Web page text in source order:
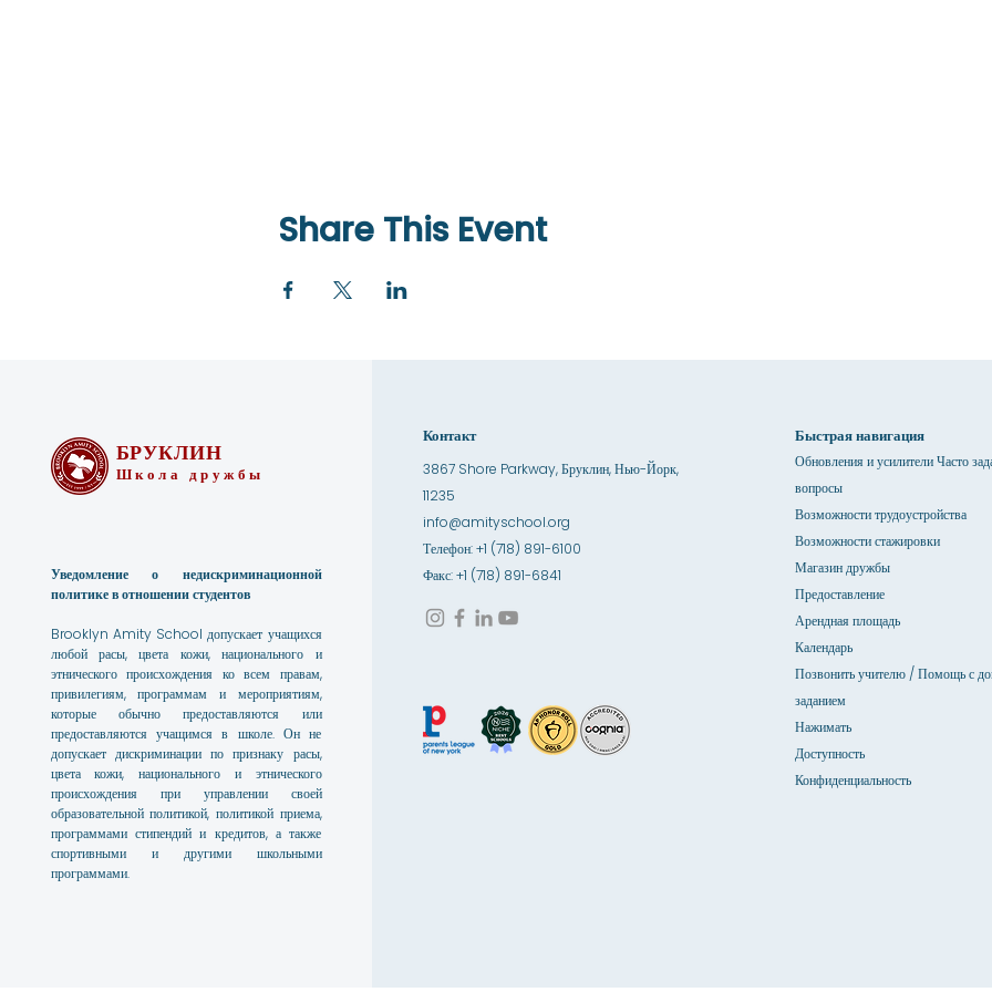
Share This Event
БРУКЛИН
Школа дружбы
Уведомление о недискриминационной
политике в отношении студентов
Brooklyn Amity School допускает учащихся
любой расы, цвета кожи, национального и
этнического происхождения ко всем правам,
привилегиям, программам и мероприятиям,
которые обычно предоставляются или
предоставляются учащимся в школе. Он не
допускает дискриминации по признаку расы,
цвета кожи, национального и этнического
происхождения при управлении своей
образовательной политикой, политикой приема,
программами стипендий и кредитов, а также
спортивными и другими школьными
программами.
Контакт
3867 Shore Parkway, Бруклин, Нью-Йорк,
11235
info@amityschool.org
Телефон: +1 (718) 891-6100
Факс: +1 (718) 891-6841
Быстрая навигация
Обновления и усилители Часто
вопросы
Возможности трудоустройства
Возможности стажировки
Магазин дружбы
Предоставление
Арендная площадь
Календарь
Позвонить учителю / Помощь с
заданием
Нажимать
Доступность
Конфиденциальность